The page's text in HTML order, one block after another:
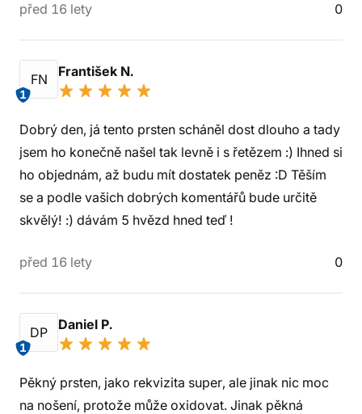
před 16 lety 0
FN
1
František N.
Dobrý den, já tento prsten scháněl dost dlouho a tady
jsem ho konečně našel tak levně i s řetězem :) Ihned si
ho objednám, až budu mít dostatek peněz :D Těším
se a podle vašich dobrých komentářů bude určitě
skvělý! :) dávám 5 hvězd hned teď !
před 16 lety 0
DP
1
Daniel P.
Pěkný prsten, jako rekvizita super, ale jinak nic moc
na nošení, protože může oxidovat. Jinak pěkná